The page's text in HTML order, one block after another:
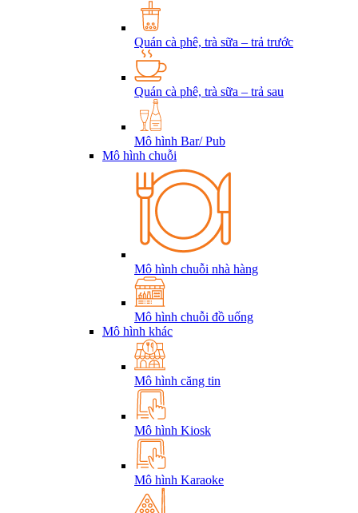
Quán cà phê, trà sữa – trả trước
Quán cà phê, trà sữa – trả sau
Mô hình Bar/ Pub
Mô hình chuỗi
Mô hình chuỗi nhà hàng
Mô hình chuỗi đồ uống
Mô hình khác
Mô hình căng tin
Mô hình Kiosk
Mô hình Karaoke